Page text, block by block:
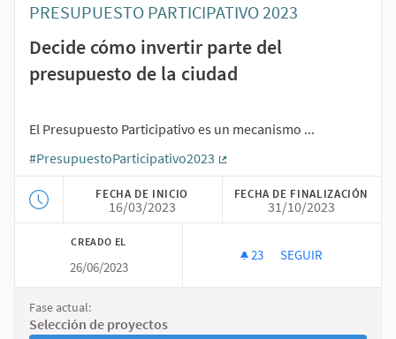
PRESUPUESTO PARTICIPATIVO 2023
Decide cómo invertir parte del
presupuesto de la ciudad
El Presupuesto Participativo es un mecanismo ...
#PresupuestoParticipativo2023
FECHA DE INICIO
16/03/2023
FECHA DE FINALIZACIÓN
31/10/2023
CREADO EL
26/06/2023
23 23 SEGUIDORAS
SEGUIR
Fase actual:
Selección de proyectos